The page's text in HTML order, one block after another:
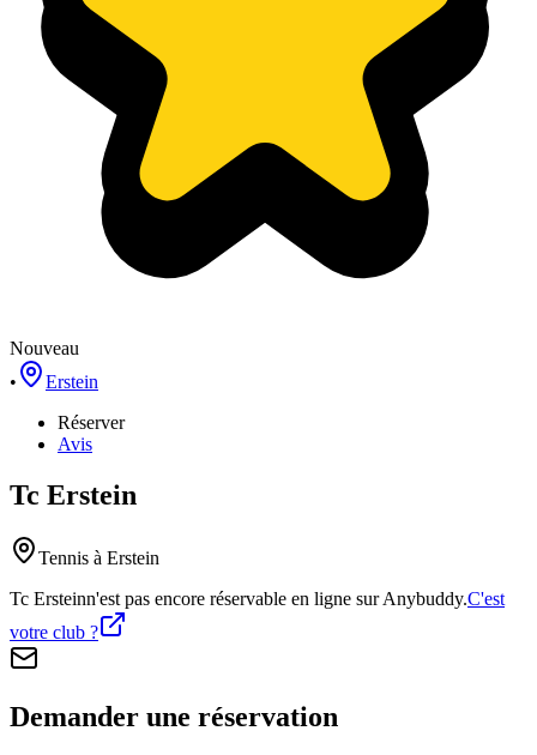
Nouveau
•
Erstein
Réserver
Avis
Tc Erstein
Tennis à Erstein
Tc Ersteinn'est pas encore réservable en ligne sur Anybuddy.C'est
votre club ?
Demander une réservation